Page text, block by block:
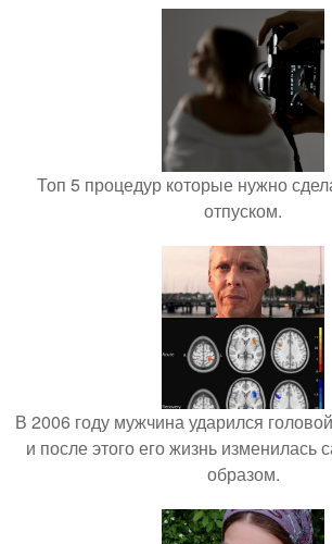
Топ 5 процедур которые нужно
отпуском.
В 2006 году мужчина ударился
и после этого его жизнь
образом.